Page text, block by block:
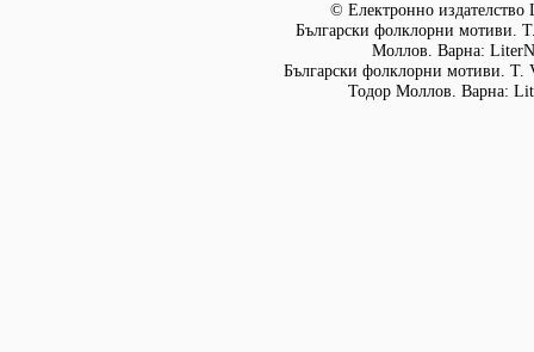
© Електронно издателство
Български фолклорни мотиви.
Моллов. Варна:
Български фолклорни мотиви. Т.
Тодор Моллов. Варна: